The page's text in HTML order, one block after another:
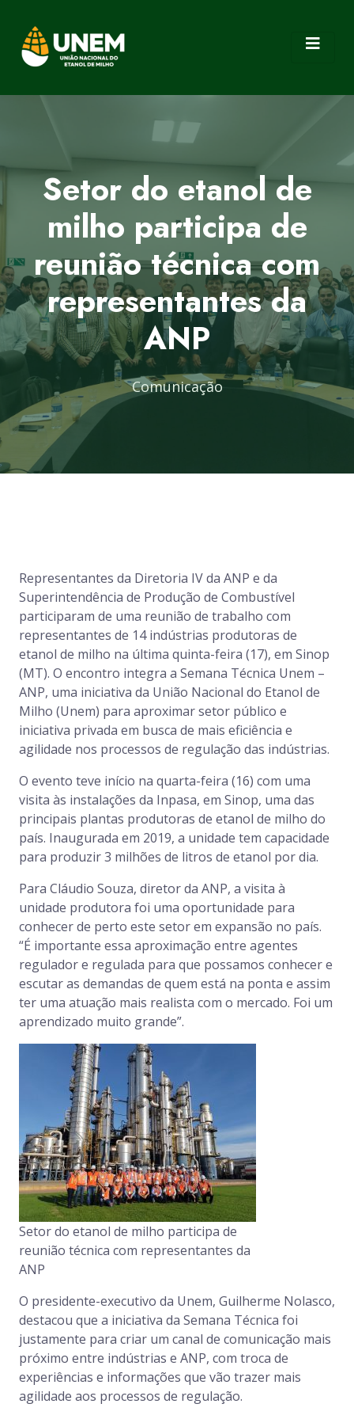
Setor do etanol de
milho participa de
reunião técnica com
representantes da
ANP
Comunicação
Representantes da Diretoria IV da ANP e da
Superintendência de Produção de Combustível
participaram de uma reunião de trabalho com
representantes de 14 indústrias produtoras de
etanol de milho na última quinta-feira (17), em Sinop
(MT). O encontro integra a Semana Técnica Unem –
ANP, uma iniciativa da União Nacional do Etanol de
Milho (Unem) para aproximar setor público e
iniciativa privada em busca de mais eficiência e
agilidade nos processos de regulação das indústrias.
O evento teve início na quarta-feira (16) com uma
visita às instalações da Inpasa, em Sinop, uma das
principais plantas produtoras de etanol de milho do
país. Inaugurada em 2019, a unidade tem capacidade
para produzir 3 milhões de litros de etanol por dia.
Para Cláudio Souza, diretor da ANP, a visita à
unidade produtora foi uma oportunidade para
conhecer de perto este setor em expansão no país.
“É importante essa aproximação entre agentes
regulador e regulada para que possamos conhecer e
escutar as demandas de quem está na ponta e assim
ter uma atuação mais realista com o mercado. Foi um
aprendizado muito grande”.
Setor do etanol de milho participa de
reunião técnica com representantes da
ANP
O presidente-executivo da Unem, Guilherme Nolasco,
destacou que a iniciativa da Semana Técnica foi
justamente para criar um canal de comunicação mais
próximo entre indústrias e ANP, com troca de
experiências e informações que vão trazer mais
agilidade aos processos de regulação.